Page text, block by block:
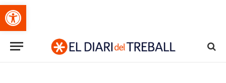
Obre la barra d'eines